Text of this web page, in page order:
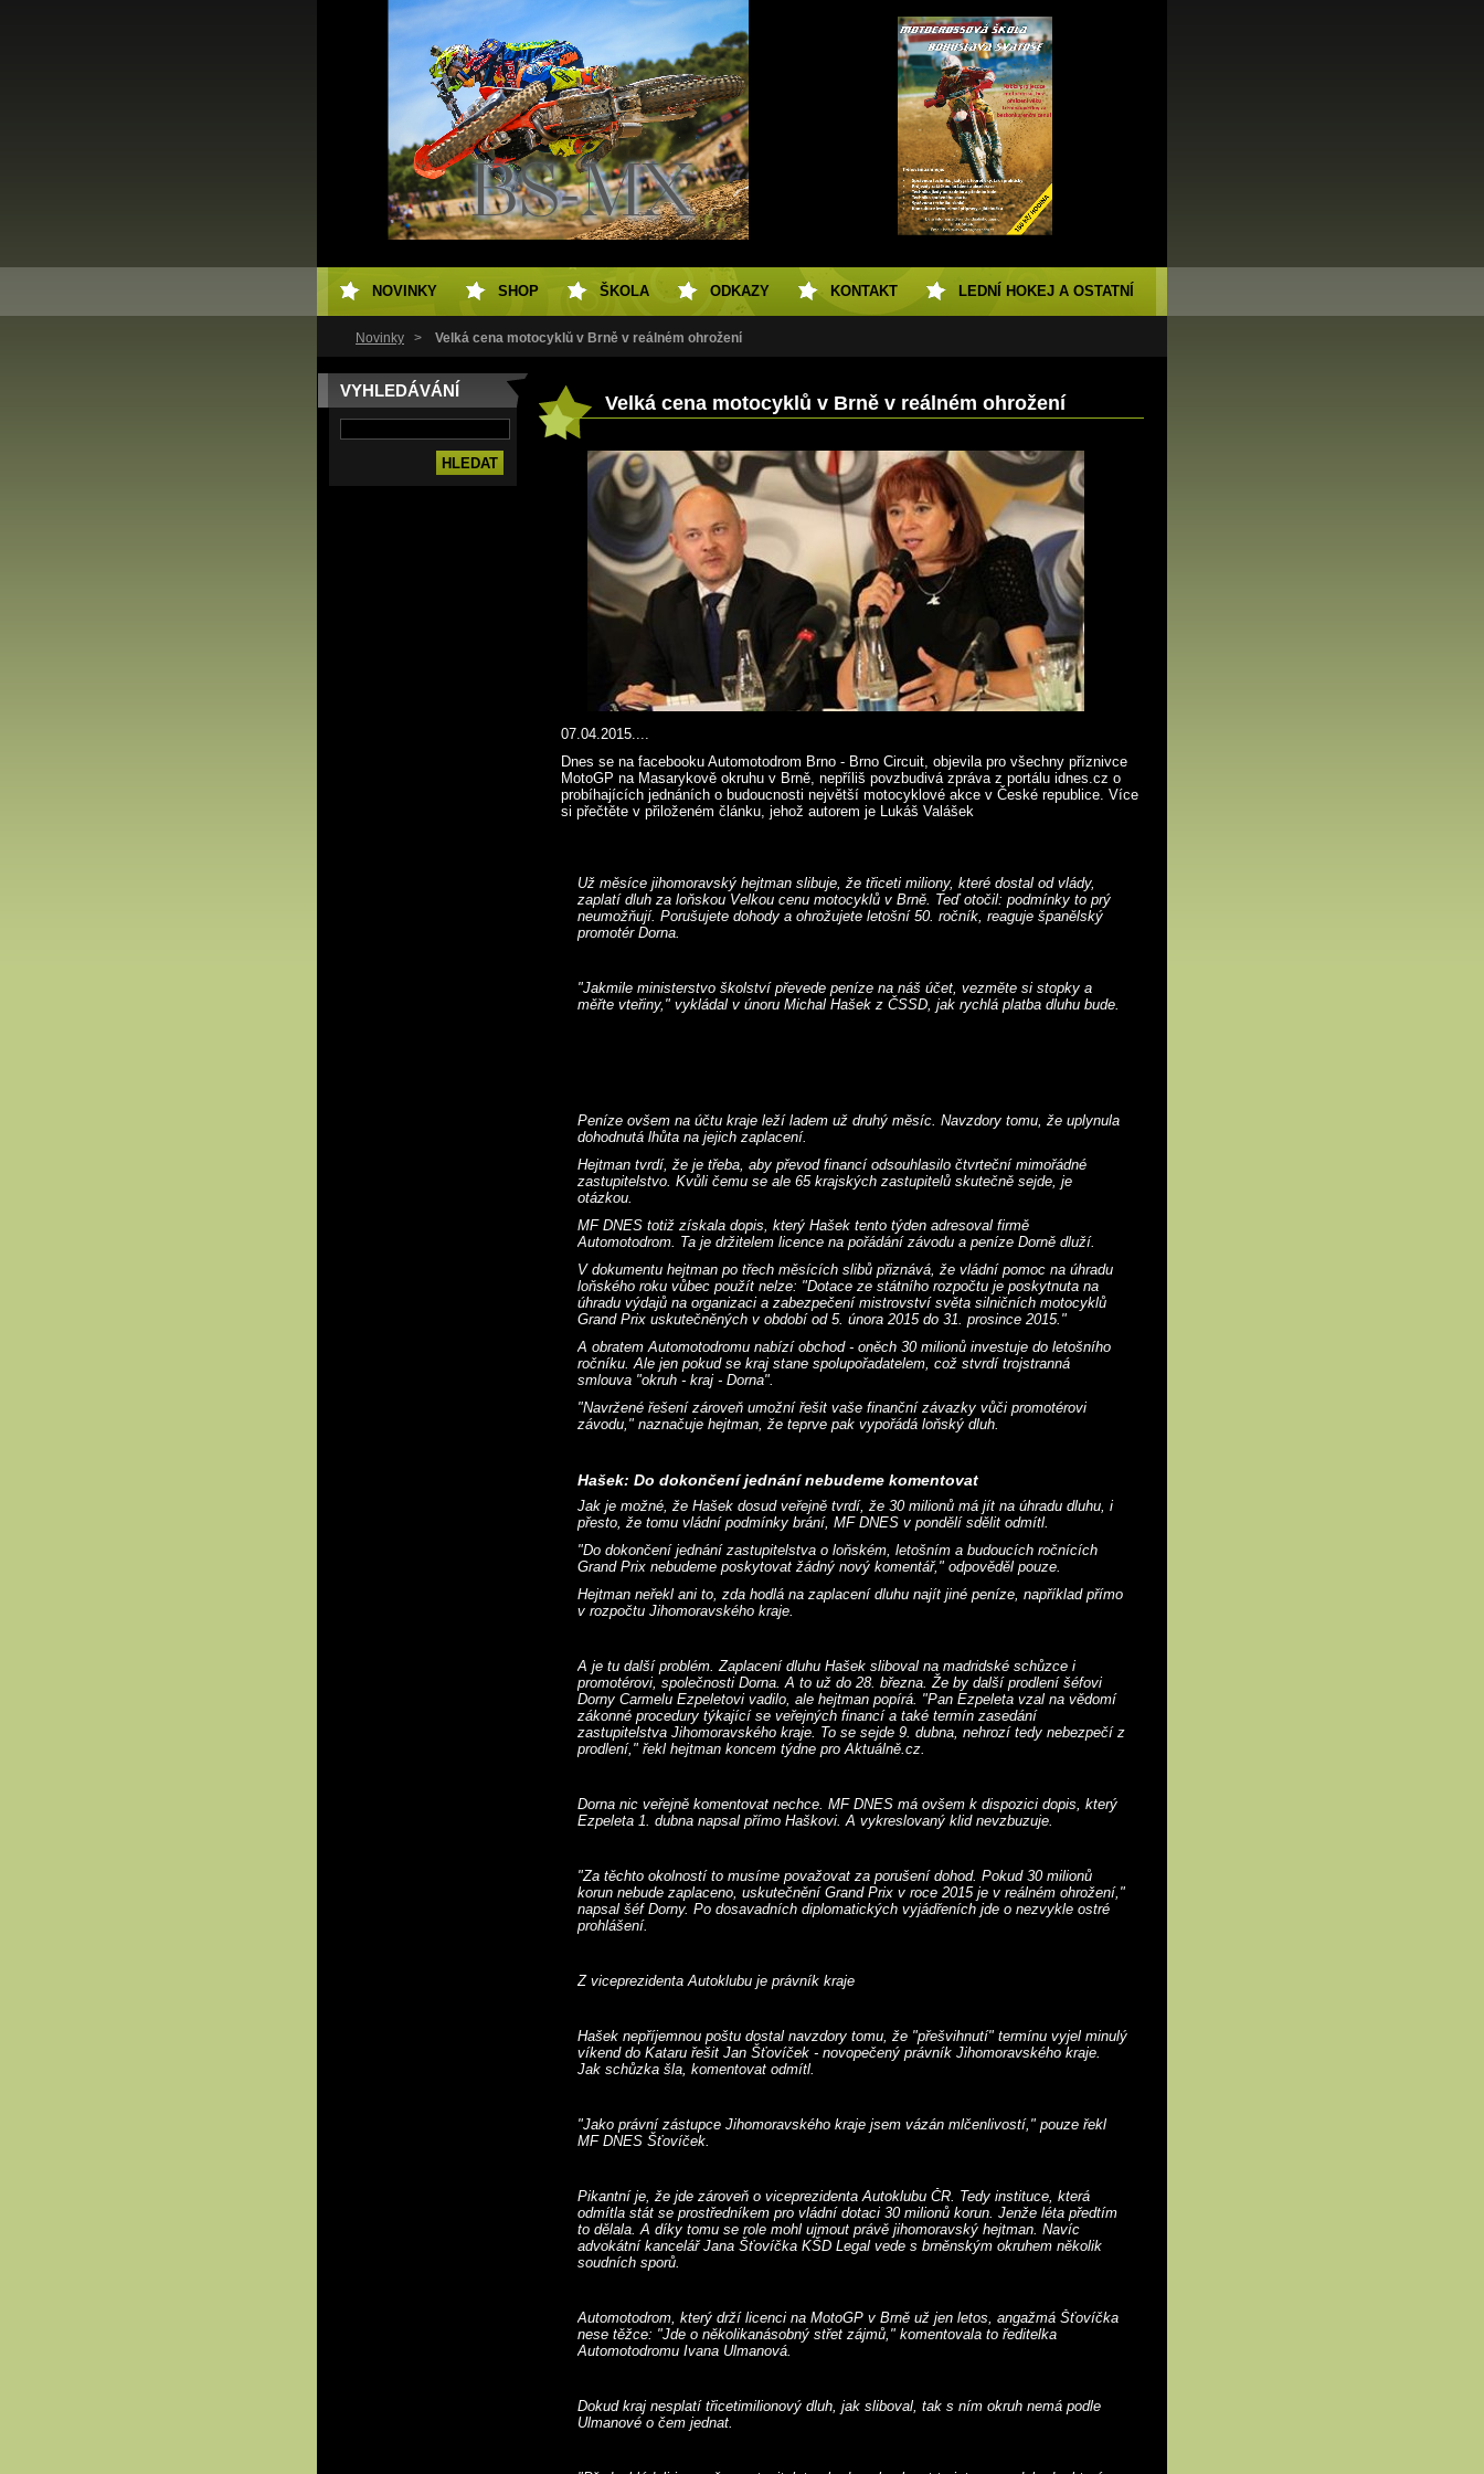
Novinky > Velká cena motocyklů v Brně v reálném ohrožení
VYHLEDÁVÁNÍ
Velká cena motocyklů v Brně v reálném ohrožení
07.04.2015....
Dnes se na facebooku Automotodrom Brno - Brno Circuit, objevila pro všechny příznivce
MotoGP na Masarykově okruhu v Brně, nepříliš povzbudivá zpráva z portálu idnes.cz o
probíhajících jednáních o budoucnosti největší motocyklové akce v České republice. Více
si přečtěte v přiloženém článku, jehož autorem je Lukáš Valášek
Už měsíce jihomoravský hejtman slibuje, že třiceti miliony, které dostal od vlády,
zaplatí dluh za loňskou Velkou cenu motocyklů v Brně. Teď otočil: podmínky to prý
neumožňují. Porušujete dohody a ohrožujete letošní 50. ročník, reaguje španělský
promotér Dorna.
"Jakmile ministerstvo školství převede peníze na náš účet, vezměte si stopky a
měřte vteřiny," vykládal v únoru Michal Hašek z ČSSD, jak rychlá platba dluhu bude.
Peníze ovšem na účtu kraje leží ladem už druhý měsíc. Navzdory tomu, že uplynula
dohodnutá lhůta na jejich zaplacení.
Hejtman tvrdí, že je třeba, aby převod financí odsouhlasilo čtvrteční mimořádné
zastupitelstvo. Kvůli čemu se ale 65 krajských zastupitelů skutečně sejde, je
otázkou.
MF DNES totiž získala dopis, který Hašek tento týden adresoval firmě
Automotodrom. Ta je držitelem licence na pořádání závodu a peníze Dorně dluží.
V dokumentu hejtman po třech měsících slibů přiznává, že vládní pomoc na úhradu
loňského roku vůbec použít nelze: "Dotace ze státního rozpočtu je poskytnuta na
úhradu výdajů na organizaci a zabezpečení mistrovství světa silničních motocyklů
Grand Prix uskutečněných v období od 5. února 2015 do 31. prosince 2015."
A obratem Automotodromu nabízí obchod - oněch 30 milionů investuje do letošního
ročníku. Ale jen pokud se kraj stane spolupořadatelem, což stvrdí trojstranná
smlouva "okruh - kraj - Dorna".
"Navržené řešení zároveň umožní řešit vaše finanční závazky vůči promotérovi
závodu," naznačuje hejtman, že teprve pak vypořádá loňský dluh.
Hašek: Do dokončení jednání nebudeme komentovat
Jak je možné, že Hašek dosud veřejně tvrdí, že 30 milionů má jít na úhradu dluhu, i
přesto, že tomu vládní podmínky brání, MF DNES v pondělí sdělit odmítl.
"Do dokončení jednání zastupitelstva o loňském, letošním a budoucích ročnících
Grand Prix nebudeme poskytovat žádný nový komentář," odpověděl pouze.
Hejtman neřekl ani to, zda hodlá na zaplacení dluhu najít jiné peníze, například přímo
v rozpočtu Jihomoravského kraje.
A je tu další problém. Zaplacení dluhu Hašek sliboval na madridské schůzce i
promotérovi, společnosti Dorna. A to už do 28. března. Že by další prodlení šéfovi
Dorny Carmelu Ezpeletovi vadilo, ale hejtman popírá. "Pan Ezpeleta vzal na vědomí
zákonné procedury týkající se veřejných financí a také termín zasedání
zastupitelstva Jihomoravského kraje. To se sejde 9. dubna, nehrozí tedy nebezpečí z
prodlení," řekl hejtman koncem týdne pro Aktuálně.cz.
Dorna nic veřejně komentovat nechce. MF DNES má ovšem k dispozici dopis, který
Ezpeleta 1. dubna napsal přímo Haškovi. A vykreslovaný klid nevzbuzuje.
"Za těchto okolností to musíme považovat za porušení dohod. Pokud 30 milionů
korun nebude zaplaceno, uskutečnění Grand Prix v roce 2015 je v reálném ohrožení,"
napsal šéf Dorny. Po dosavadních diplomatických vyjádřeních jde o nezvykle ostré
prohlášení.
Z viceprezidenta Autoklubu je právník kraje
Hašek nepříjemnou poštu dostal navzdory tomu, že "přešvihnutí" termínu vyjel minulý
víkend do Kataru řešit Jan Šťovíček - novopečený právník Jihomoravského kraje.
Jak schůzka šla, komentovat odmítl.
"Jako právní zástupce Jihomoravského kraje jsem vázán mlčenlivostí," pouze řekl
MF DNES Šťovíček.
Pikantní je, že jde zároveň o viceprezidenta Autoklubu ČR. Tedy instituce, která
odmítla stát se prostředníkem pro vládní dotaci 30 milionů korun. Jenže léta předtím
to dělala. A díky tomu se role mohl ujmout právě jihomoravský hejtman. Navíc
advokátní kancelář Jana Šťovíčka KŠD Legal vede s brněnským okruhem několik
soudních sporů.
Automotodrom, který drží licenci na MotoGP v Brně už jen letos, angažmá Šťovíčka
nese těžce: "Jde o několikanásobný střet zájmů," komentovala to ředitelka
Automotodromu Ivana Ulmanová.
Dokud kraj nesplatí třicetimilionový dluh, jak sliboval, tak s ním okruh nemá podle
Ulmanové o čem jednat.
NOVINKY SHOP ŠKOLA ODKAZY KONTAKT LEDNÍ HOKEJ A OSTATNÍ